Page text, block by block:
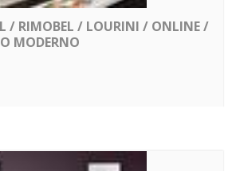
/ RIMOBEL / LOURINI / ONLINE /
MODERNO